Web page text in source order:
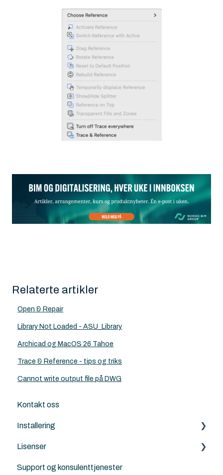
Relaterte artikler
Open & Repair
Library Not Loaded - ASU_Library
Archicad og MacOS 26 Tahoe
Trace & Reference - tips og triks
Cannot write output file på DWG
Kontakt oss
Installering
Archicad
Nordic Tools
Lisenser
Archicad
Support og konsulenttjenester